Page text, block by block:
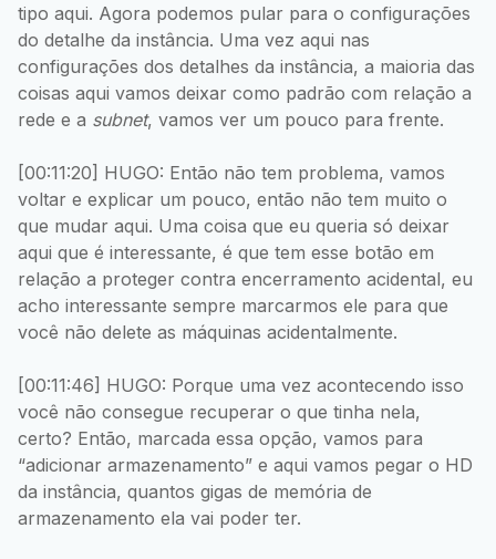
tipo aqui. Agora podemos pular para o configurações
do detalhe da instância. Uma vez aqui nas
configurações dos detalhes da instância, a maioria das
coisas aqui vamos deixar como padrão com relação a
rede e a subnet, vamos ver um pouco para frente.
[00:11:20] HUGO: Então não tem problema, vamos
voltar e explicar um pouco, então não tem muito o
que mudar aqui. Uma coisa que eu queria só deixar
aqui que é interessante, é que tem esse botão em
relação a proteger contra encerramento acidental, eu
acho interessante sempre marcarmos ele para que
você não delete as máquinas acidentalmente.
[00:11:46] HUGO: Porque uma vez acontecendo isso
você não consegue recuperar o que tinha nela,
certo? Então, marcada essa opção, vamos para
“adicionar armazenamento” e aqui vamos pegar o HD
da instância, quantos gigas de memória de
armazenamento ela vai poder ter.